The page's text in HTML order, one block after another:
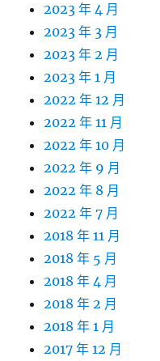
2023 年 4 月
2023 年 3 月
2023 年 2 月
2023 年 1 月
2022 年 12 月
2022 年 11 月
2022 年 10 月
2022 年 9 月
2022 年 8 月
2022 年 7 月
2018 年 11 月
2018 年 5 月
2018 年 4 月
2018 年 2 月
2018 年 1 月
2017 年 12 月